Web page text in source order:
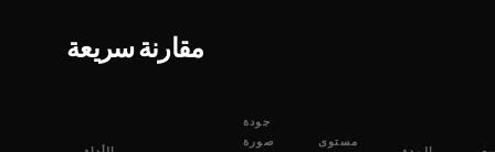
مقارنة سريعة
جودة
صورة
مستوى